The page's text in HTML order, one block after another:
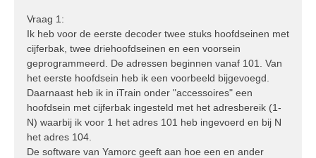
Vraag 1:
Ik heb voor de eerste decoder twee stuks hoofdseinen met
cijferbak, twee driehoofdseinen en een voorsein
geprogrammeerd. De adressen beginnen vanaf 101. Van
het eerste hoofdsein heb ik een voorbeeld bijgevoegd.
Daarnaast heb ik in iTrain onder "accessoires" een
hoofdsein met cijferbak ingesteld met het adresbereik (1-
N) waarbij ik voor 1 het adres 101 heb ingevoerd en bij N
het adres 104.
De software van Yamorc geeft aan hoe een en ander